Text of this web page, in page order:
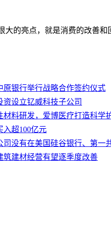
的亮点，就是消费的改善
原银行举行战略合作签约仪式
资设立钇威科技子公司
材料研发，爱博医疗打造科学
入超100亿元
司没有在美国硅谷银行、第一
筑建材经营有望逐季度改善